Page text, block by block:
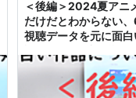
＜後編＞2024夏アニ
だけだとわからない
視聴データを元に面
編集部